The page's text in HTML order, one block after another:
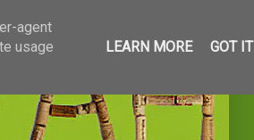
agent
usage
LEARN MORE GOT IT